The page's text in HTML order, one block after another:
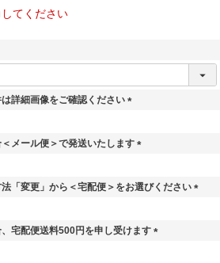
てください
詳細画像をご確認ください
須
メール便＞で発送いたします
須
「変更」から＜宅配便＞をお選びください
宅配便送料500円を申し受けます